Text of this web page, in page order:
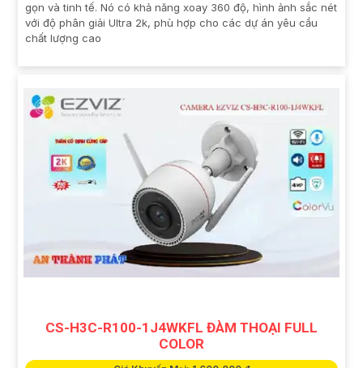
gọn và tinh tế. Nó có khả năng xoay 360 độ, hình ảnh sắc nét
với độ phân giải Ultra 2k, phù hợp cho các dự án yêu cầu
chất lượng cao
CS-H3C-R100-1J4WKFL ĐÀM THOẠI FULL
COLOR